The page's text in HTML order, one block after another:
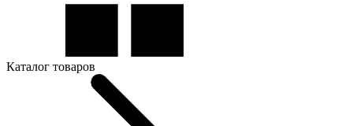
Каталог товаров